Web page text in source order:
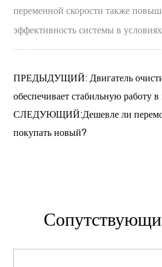
переменной скорости также
эффективность системы в
ПРЕДЫДУЩИЙ: Двигатель
обеспечивает стабильную работу
СЛЕДУЮЩИЙ:Дешевле ли
покупать новый?